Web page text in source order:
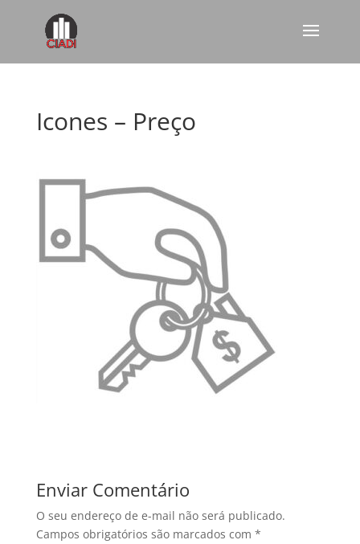
Icones – Preço
Enviar Comentário
O seu endereço de e-mail não será publicado.
Campos obrigatórios são marcados com *